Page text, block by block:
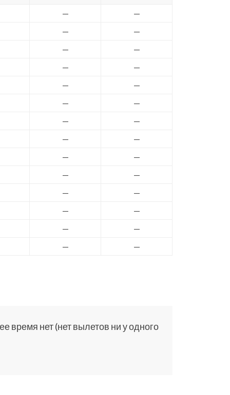
—
—
—
—
—
—
—
—
—
—
—
—
—
—
—
—
—
—
—
—
—
—
—
—
—
—
— —
время нет (нет вылетов ни у одного